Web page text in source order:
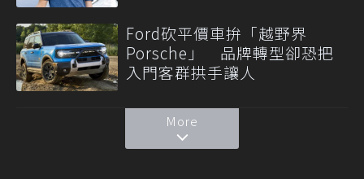
Ford砍平價車拚「越野界
Porsche」 品牌轉型卻恐把
入門客群拱手讓人
More